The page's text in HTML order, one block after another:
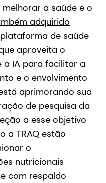
a saúde e o
adquirido
de saúde
aproveita o
a IA para facilitar a
e o envolvimento
aprimorando sua
de pesquisa da
a esse objetivo
a TRAQ estão
o
nutricionais
com respaldo